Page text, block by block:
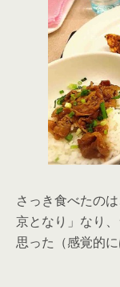
さっき食べたの
京となり」なり
思った（感覚的に